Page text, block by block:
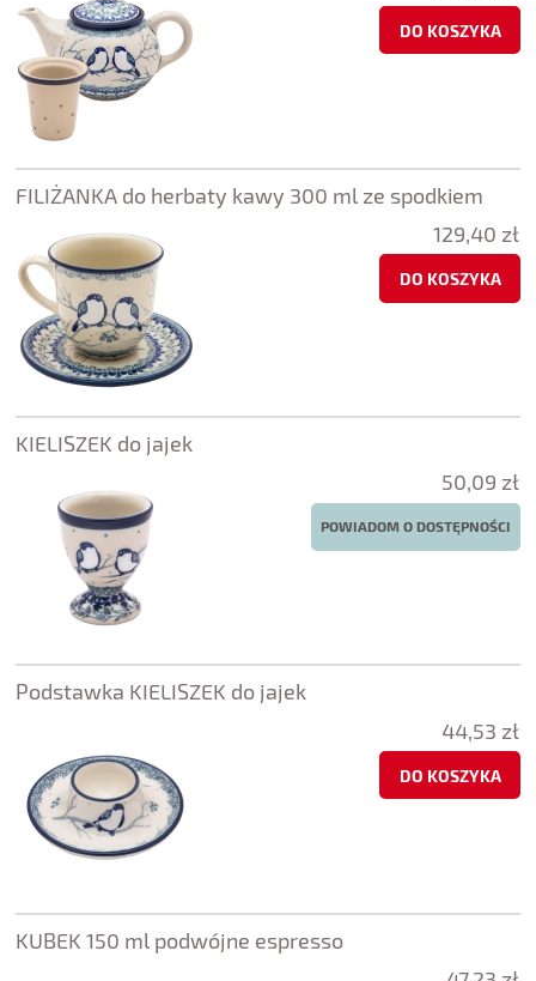
DO KOSZYKA
FILIŻANKA do herbaty kawy 300 ml ze spodkiem
129,40 zł
DO KOSZYKA
KIELISZEK do jajek
50,09 zł
POWIADOM O DOSTĘPNOŚCI
Podstawka KIELISZEK do jajek
44,53 zł
DO KOSZYKA
KUBEK 150 ml podwójne espresso